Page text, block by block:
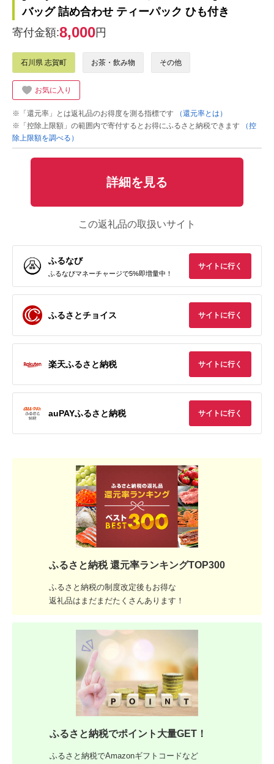
バッグ 詰め合わせ ティーパック ひも付き
寄付金額:8,000円
石川県 志賀町 お茶・飲み物 その他
お気に入り
※「還元率」とは返礼品のお得度を測る指標です
（還元率とは）
※「控除上限額」の範囲内で寄付するとお得にふるさと納税できます
（控
除上限額を調べる）
詳細を見る
この返礼品の取扱いサイト
ふるなび
ふるなびマネーチャージで5%即増量中！
サイトに行く
ふるさとチョイス サイトに行く
楽天ふるさと納税 サイトに行く
auPAYふるさと納税 サイトに行く
ふるさと納税 還元率ランキングTOP300
ふるさと納税の制度改定後もお得な
返礼品はまだまだたくさんあります！
ふるさと納税でポイント大量GET！
ふるさと納税でAmazonギフトコードなど